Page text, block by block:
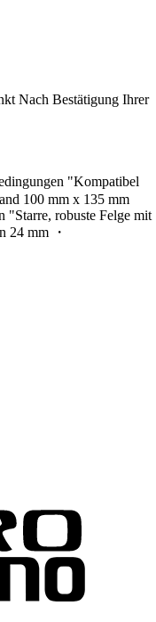
Nach Bestätigung Ihrer
"Kompatibel
100 mm x 135 mm
"Starre, robuste Felge mit
24 mm ・